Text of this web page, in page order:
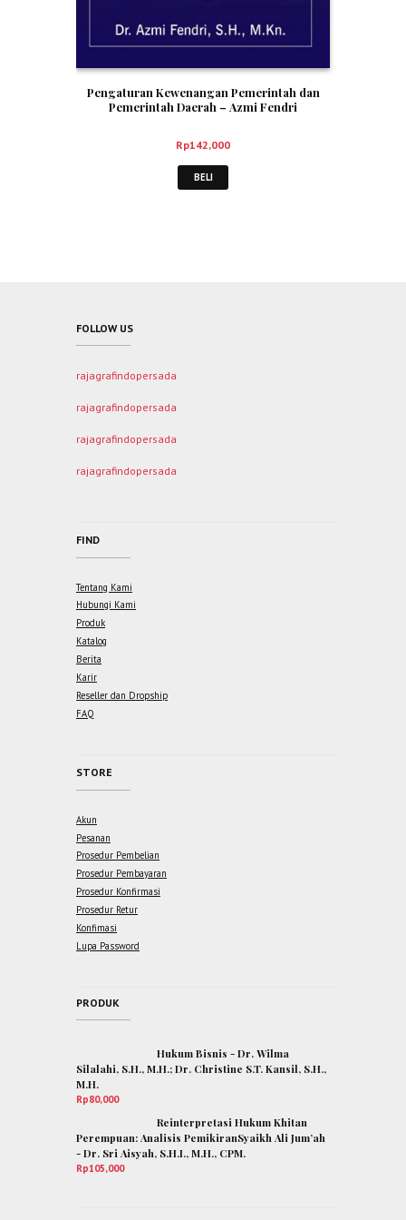
Pengaturan Kewenangan Pemerintah dan
Pemerintah Daerah – Azmi Fendri
Rp142,000
BELI
FOLLOW US
rajagrafindopersada
rajagrafindopersada
rajagrafindopersada
rajagrafindopersada
FIND
Tentang Kami
Hubungi Kami
Produk
Katalog
Berita
Karir
Reseller dan Dropship
FAQ
STORE
Akun
Pesanan
Prosedur Pembelian
Prosedur Pembayaran
Prosedur Konfirmasi
Prosedur Retur
Konfimasi
Lupa Password
PRODUK
Hukum Bisnis - Dr. Wilma
Silalahi, S.H., M.H.; Dr. Christine S.T. Kansil, S.H.,
M.H.
Rp80,000
Reinterpretasi Hukum Khitan
Perempuan: Analisis PemikiranSyaikh Ali Jum’ah
- Dr. Sri Aisyah, S.H.I., M.H., CPM.
Rp105,000